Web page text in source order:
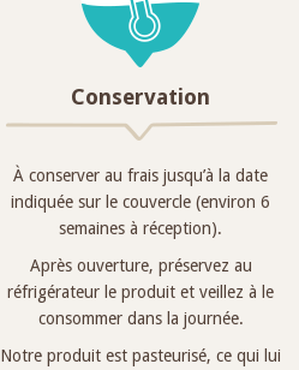
Conservation
À conserver au frais jusqu’à la date
indiquée sur le couvercle (environ 6
semaines à réception).
Après ouverture, préservez au
réfrigérateur le produit et veillez à le
consommer dans la journée.
Notre produit est pasteurisé, ce qui lui